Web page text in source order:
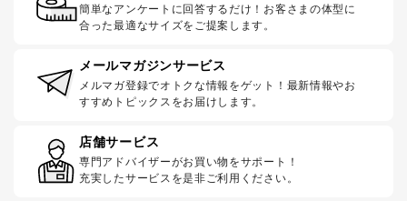
簡単なアンケートに回答するだけ！お客さまの体型に
合った最適なサイズをご提案します。
メールマガジンサービス
メルマガ登録でオトクな情報をゲット！最新情報やお
すすめトピックスをお届けします。
店舗サービス
専門アドバイザーがお買い物をサポート！
充実したサービスを是非ご利用ください。